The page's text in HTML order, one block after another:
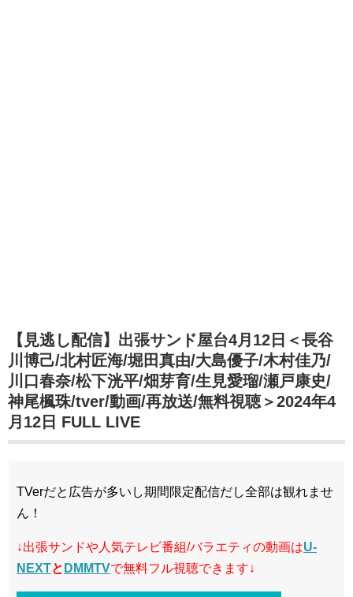
【見逃し配信】出張サンド屋台4月12日＜長谷
川博己/北村匠海/堀田真由/大島優子/木村佳乃/
川口春奈/松下洸平/畑芽育/生見愛瑠/瀬戸康史/
神尾楓珠/tver/動画/再放送/無料視聴＞2024年4
月12日 FULL LIVE
TVerだと広告が多いし期間限定配信だし全部は観れませ
ん！
↓出張サンドや人気テレビ番組/バラエティの動画はU-
NEXTと DMMTVで無料フル視聴できます↓